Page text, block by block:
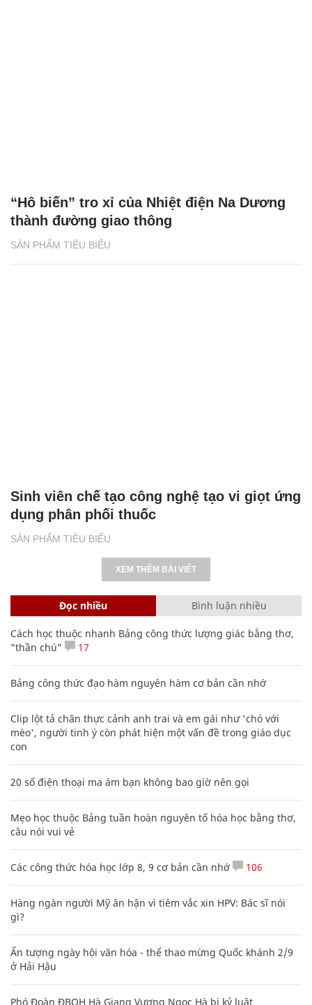
SẢN PHẨM TIÊU BIỂU
“Hô biến” tro xỉ của Nhiệt điện Na Dương
thành đường giao thông
SẢN PHẨM TIÊU BIỂU
Sinh viên chế tạo công nghệ tạo vi giọt ứng
dụng phân phối thuốc
XEM THÊM BÀI VIẾT
Đọc nhiều Bình luận nhiều
Cách học thuộc nhanh Bảng công thức lượng giác bằng thơ,
"thần chú"
17
Bảng công thức đạo hàm nguyên hàm cơ bản cần nhớ
Clip lột tả chân thực cảnh anh trai và em gái như 'chó với
mèo', người tinh ý còn phát hiện một vấn đề trong giáo dục
con
20 số điện thoại ma ám bạn không bao giờ nên gọi
Mẹo học thuộc Bảng tuần hoàn nguyên tố hóa học bằng thơ,
câu nói vui vẻ
Các công thức hóa học lớp 8, 9 cơ bản cần nhớ 106
Hàng ngàn người Mỹ ân hận vì tiêm vắc xin HPV: Bác sĩ nói
gì?
Ấn tượng ngày hội văn hóa - thể thao mừng Quốc khánh 2/9
ở Hải Hậu
Phó Đoàn ĐBQH Hà Giang Vương Ngọc Hà bị kỷ luật